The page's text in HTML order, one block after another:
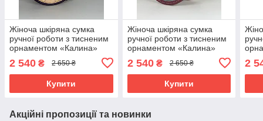
Жіноча шкіряна сумка
ручної роботи з тисненим
орнаментом «Калина»
бежево-фіолетова сумка з
натуральної шкіри,
20*21*8 см
2 540 ₴ 2 650 ₴
Купити
Жіноча шкіряна сумка
ручної роботи з тисненим
орнаментом «Калина»
натуральної шкіри,
20*21*8 см
2 540₴ 2 650 ₴
Купити
2
Акційні пропозиції та новинки